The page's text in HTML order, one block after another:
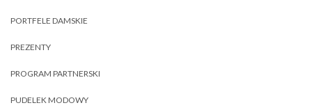
PORTFELE DAMSKIE
PREZENTY
PROGRAM PARTNERSKI
PUDELEK MODOWY